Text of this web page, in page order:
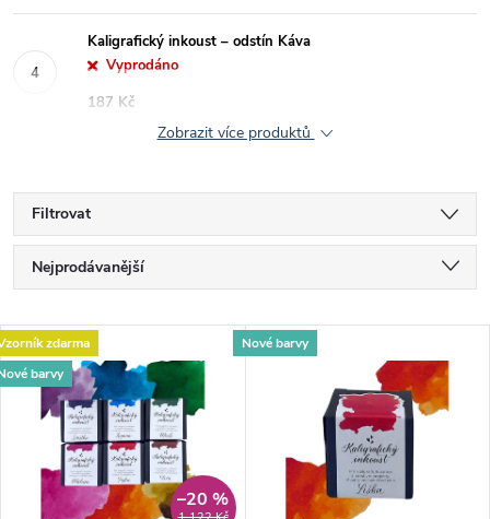
Kaligrafický inkoust – odstín Káva
Vyprodáno
187 Kč
Zobrazit více produktů
Filtrovat
Ř
a
z
Nejprodávanější
Nejdražší
Abecedně
V
ý
zdarma
barvy
–20 %
Nové barvy